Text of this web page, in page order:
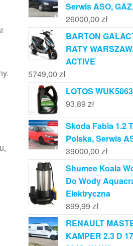
Serwis ASO,
26000,00 zł
BARTON
RATY
ACTIVE
5749,00 zł
LOTOS
93,89 zł
Skoda Fabia 1.2
Polska, Serwis
39000,00 zł
Shumee Koala
Do Wody
Elektryczna
899,99 zł
RENAULT
KAMPER 2.3 D